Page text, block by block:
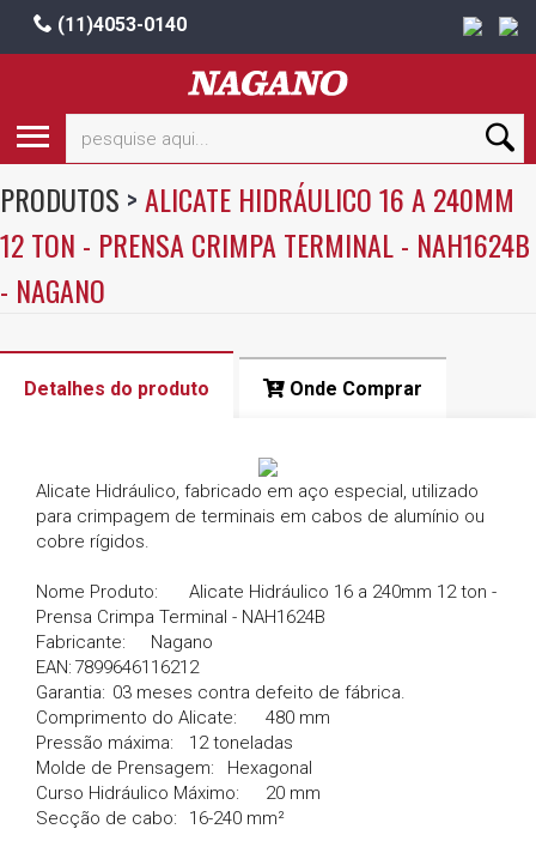
(11)4053-0140
PRODUTOS >ALICATE HIDRÁULICO 16 A 240MM
12 TON - PRENSA CRIMPA TERMINAL - NAH1624B
- NAGANO
Detalhes do produto Onde Comprar
Alicate Hidráulico, fabricado em aço especial, utilizado
para crimpagem de terminais em cabos de alumínio ou
cobre rígidos.
Nome Produto:
Alicate Hidráulico 16 a 240mm 12 ton -
Prensa Crimpa Terminal - NAH1624B
Fabricante:
Nagano
EAN: 7899646116212
Garantia: 03 meses contra defeito de fábrica.
Comprimento do Alicate:
480 mm
Pressão máxima:
12 toneladas
Molde de Prensagem:
Hexagonal
Curso Hidráulico Máximo:
20 mm
Secção de cabo:
16-240 mm²